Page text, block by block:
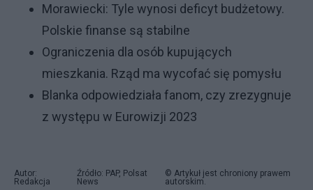
Morawiecki: Tyle wynosi deficyt budżetowy.
Polskie finanse są stabilne
Ograniczenia dla osób kupujących
mieszkania. Rząd ma wycofać się pomysłu
Blanka odpowiedziała fanom, czy zrezygnuje
z występu w Eurowizji 2023
Autor:
Redakcja
Źródło: PAP, Polsat
News
© Artykuł jest chroniony prawem
autorskim.